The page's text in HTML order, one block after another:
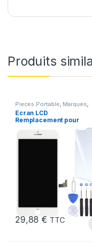
Produits
Pieces Portable Marques
Apple iPhone 7 Plus
Ecran LCD
Remplacement pour
KIT Outils
29,88€ TTC